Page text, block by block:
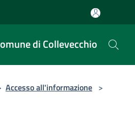
di Collevecchio
Accesso all'informazione >